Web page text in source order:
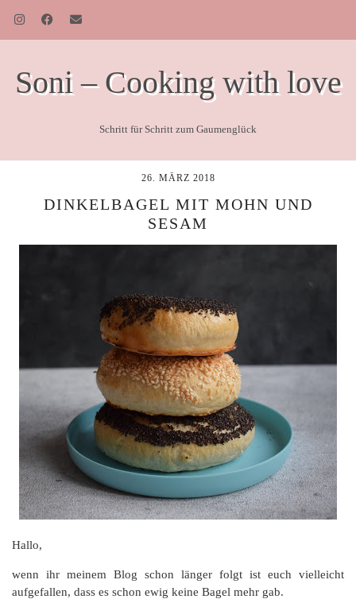
Soni – Cooking with love
Schritt für Schritt zum Gaumenglück
26. MÄRZ 2018
DINKELBAGEL MIT MOHN UND
SESAM
Hallo,
wenn ihr meinem Blog schon länger folgt ist euch vielleicht
aufgefallen, dass es schon ewig keine Bagel mehr gab.